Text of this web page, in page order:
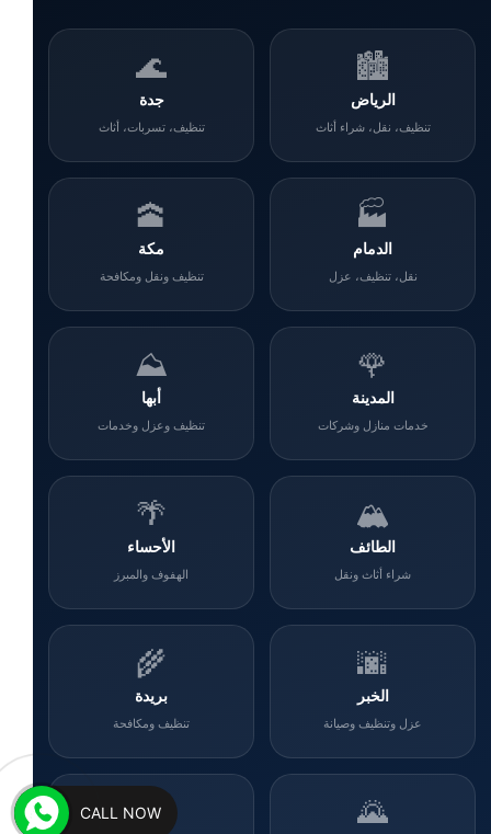
🏙️
الرياض
تنظيف، نقل، شراء أثاث
🌊
جدة
تنظيف، تسربات، أثاث
🏭
الدمام
نقل، تنظيف، عزل
🕋
مكة
تنظيف ونقل ومكافحة
🌹
المدينة
خدمات منازل وشركات
⛰️
أبها
تنظيف وعزل وخدمات
🏔️
الطائف
شراء أثاث ونقل
🌴
الأحساء
الهفوف والمبرز
🌆
الخبر
عزل وتنظيف وصيانة
🌾
بريدة
تنظيف ومكافحة
🌄
🌊
CALL NOW